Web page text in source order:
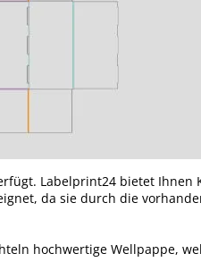
Labelprint24 bietet
da sie durch die
hochwertige Wellpappe,